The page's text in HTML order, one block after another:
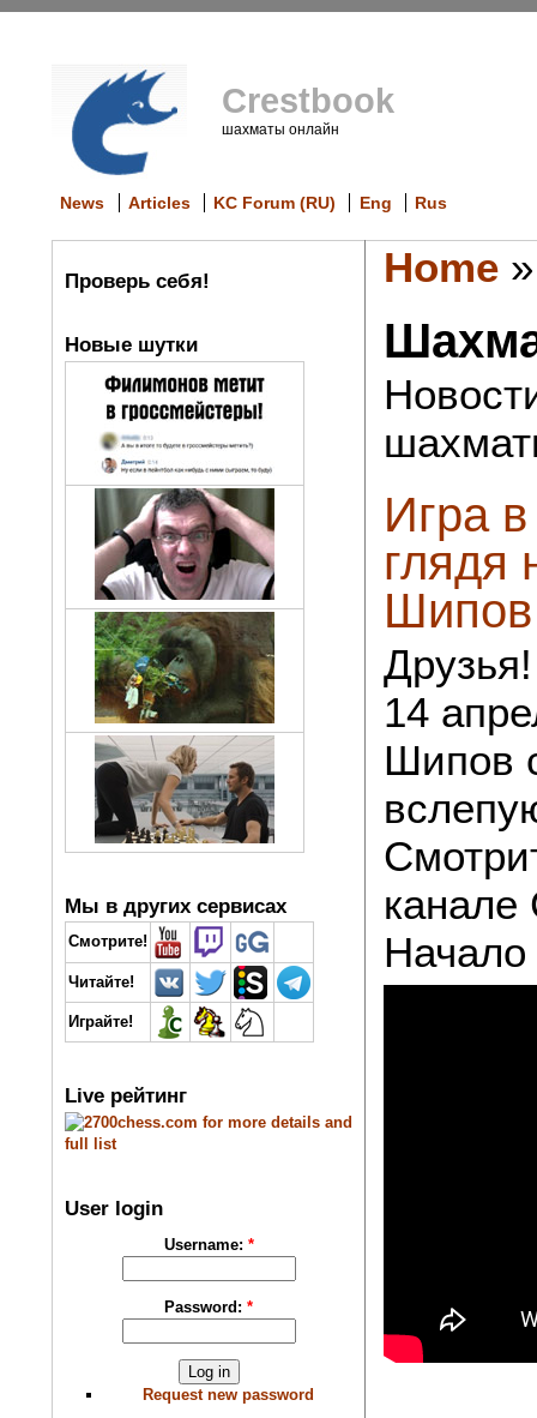
Crestbook
шахматы онлайн
News Articles KC Forum (RU) Eng Rus
Проверь себя!
Новые шутки
Мы в других сервисах
Смотрите!
Читайте!
Играйте!
Live рейтинг
User login
Username: *
Password:*
Request new password
Home
Игра
глядя
Шипов
Друзья!
14
Шипов